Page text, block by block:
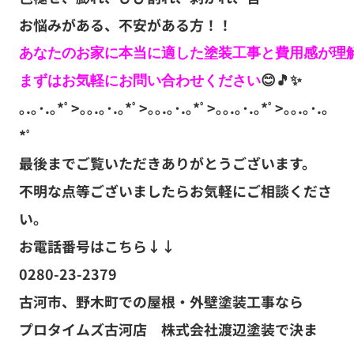
お悩みがある、不安がある方！！
あなたのお家に本当に適した塗装工事と費用感が理
まずはお気軽にお問い合わせください
😊🎵✨
｡.｡･.｡*ﾟ>｡｡.｡･.｡*ﾟ>｡｡.｡･.｡*ﾟ>｡｡.｡･.｡*ﾟ>｡｡.｡･.｡
*ﾟ
最後までご覧いただきありがとうございます。
不明な点等ございましたらお気軽にご相談くださ
い。
お電話番号はこちら↓↓
0280-23-2379
古河市、野木町での屋根・外壁塗装工事なら
プロタイムズ古河店 株式会社渡辺塗装で決ま